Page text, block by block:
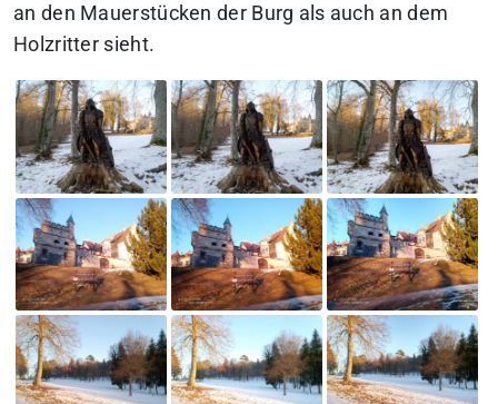
an den Mauerstücken der Burg als auch an dem
Holzritter sieht.